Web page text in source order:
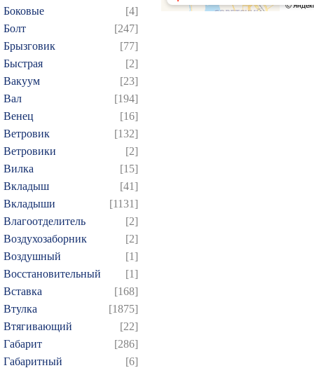
Боковые
[4]
Болт
[247]
Брызговик
[77]
Быстрая
[2]
Вакуум
[23]
Вал
[194]
Венец
[16]
Ветровик
[132]
Ветровики
[2]
Вилка
[15]
Вкладыш
[41]
Вкладыши
[1131]
Влагоотделитель
[2]
Воздухозаборник
[2]
Воздушный
[1]
Восстановительный
[1]
Вставка
[168]
Втулка
[1875]
Втягивающий
[22]
Габарит
[286]
Габаритный
[6]